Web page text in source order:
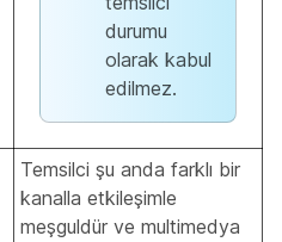
durumu
olarak kabul
edilmez.
Temsilci şu anda farklı bir
kanalla etkileşimle
meşguldür ve multimedya